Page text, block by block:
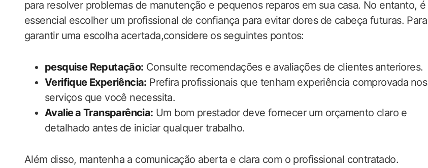
para resolver problemas de manutenção​ e​ pequenos reparos em sua casa. No entanto, é
essencial escolher um profissional de ‍confiança​ para evitar dores⁣ de cabeça futuras. Para
‌garantir ​uma escolha acertada,considere⁤ os⁤ seguintes pontos:
pesquise Reputação: Consulte recomendações e ⁤avaliações de clientes⁣ anteriores.
Verifique Experiência: Prefira profissionais que tenham experiência comprovada ⁢nos
serviços que você necessita.
Avalie⁤ a Transparência: Um bom prestador deve fornecer ⁤um orçamento ​claro⁤ e
detalhado antes⁢ de iniciar qualquer trabalho.
Além disso, ‌mantenha a comunicação aberta e clara com o profissional contratado.